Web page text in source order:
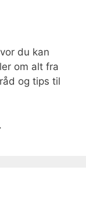
du kan
om alt fra
og tips til